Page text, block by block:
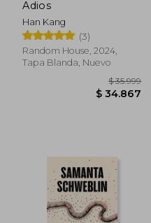
10%
dcto.
Adios
Han Kang
(3)
Random House, 2024,
Tapa Blanda, Nuevo